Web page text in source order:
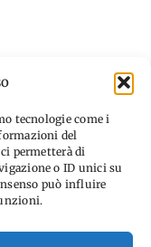
tecnologie come i
del
permetterà di
o ID unici su
può influire